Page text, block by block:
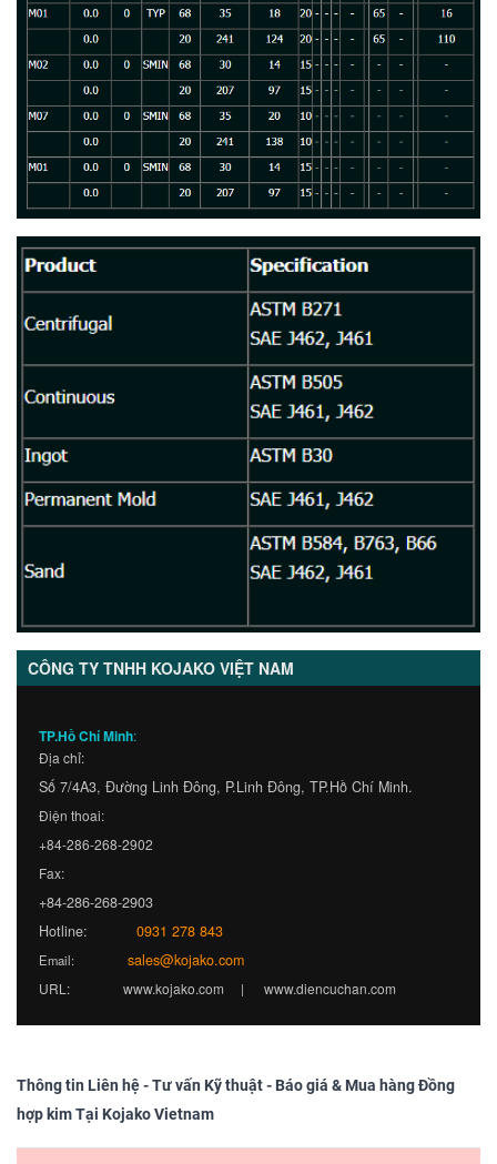
CÔNG TY TNHH KOJAKO VIỆT NAM
TP.Hồ Chí Minh:
Địa chỉ:
Số 7/4A3, Đường Linh Đông, P.Linh Đông, TP.Hồ Chí Minh.
Điện thoai:
+84-286-268-2902
Fax:
+84-286-268-2903
Hotline: 0931 278 843
Email: sales@kojako.com
URL: www.kojako.com | www.diencuchan.com
Thông tin Liên hệ - Tư vấn Kỹ thuật - Báo giá & Mua hàng Đồng
hợp kim Tại Kojako Vietnam